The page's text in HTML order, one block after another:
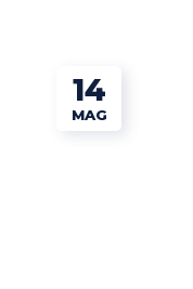
14
MAG